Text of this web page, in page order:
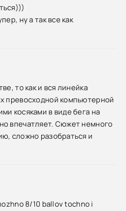
ну а так все как
то как и вся линейка
превосходной компьютерной
косяками в виде бега на
впечатляет. Сюжет немного
сложно разобраться и
8/10 ballov tochno i